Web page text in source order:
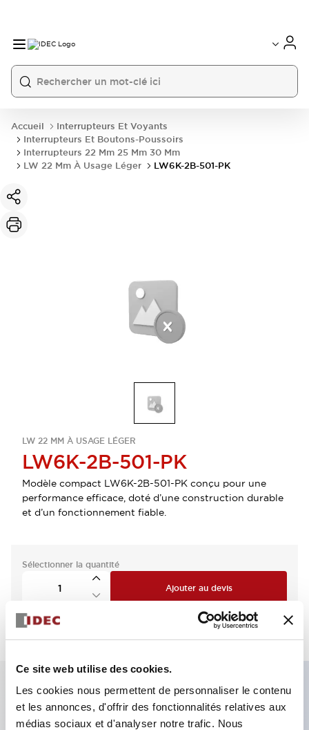
Ce site web utilise des cookies.
Les cookies nous permettent de personnaliser le contenu
et les annonces, d'offrir des fonctionnalités relatives aux
médias sociaux et d'analyser notre trafic. Nous
Accueil
Interrupteurs Et Voyants
Interrupteurs Et Boutons-Poussoirs
Interrupteurs 22 Mm 25 Mm 30 Mm
LW 22 Mm À Usage Léger
LW6K-2B-501-PK
LW 22 MM À USAGE LÉGER
LW6K-2B-501-PK
Modèle compact LW6K-2B-501-PK conçu pour une
performance efficace, doté d’une construction durable
et d’un fonctionnement fiable.
Sélectionner la quantité
Ajouter au devis
Caractéristiques clés